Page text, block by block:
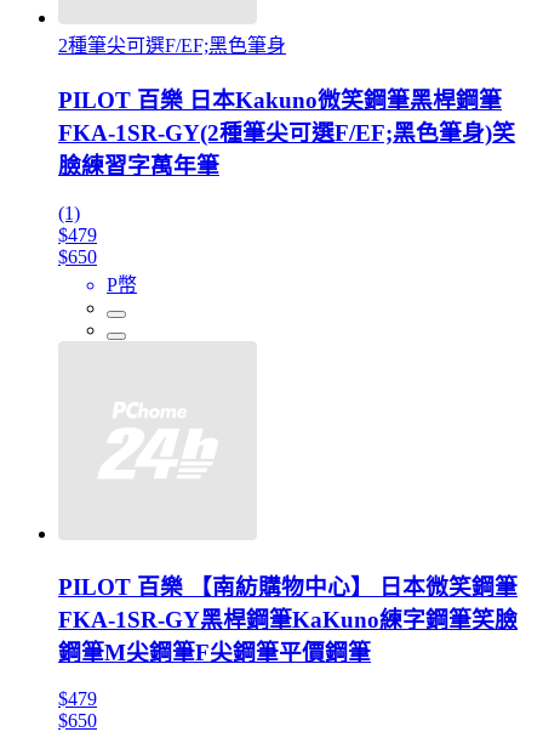
2種筆尖可選F/EF;黑色筆身
PILOT 百樂 日本Kakuno微笑鋼筆黑桿鋼筆
FKA-1SR-GY(2種筆尖可選F/EF;黑色筆身)笑
臉練習字萬年筆
(1)
$479
$650
P幣
PILOT 百樂 【南紡購物中心】 日本微笑鋼筆
FKA-1SR-GY黑桿鋼筆KaKuno練字鋼筆笑臉
鋼筆M尖鋼筆F尖鋼筆平價鋼筆
$479
$650